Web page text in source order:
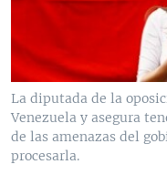
VENEZUELA
BRASIL
NICARAGUA
ECONOMÍA
ENTRETENIMIENTO Y
TECNOLOGÍA
DEPORTES
CIENCIA Y SALUD
MULTIMEDIA
VIDEOS
FOTOGRAFÍA
AUDIOS
PROGRAMAS TV
EL MUNDO AL DÍA
FORO
VISIÓN 360
RADIO
AVANCE
AUDIONOTICIAS
DIRECT
DOCUMENTALES DE LA
La diputada de la
Venezuela y asegura
de las amenazas del
procesarla.